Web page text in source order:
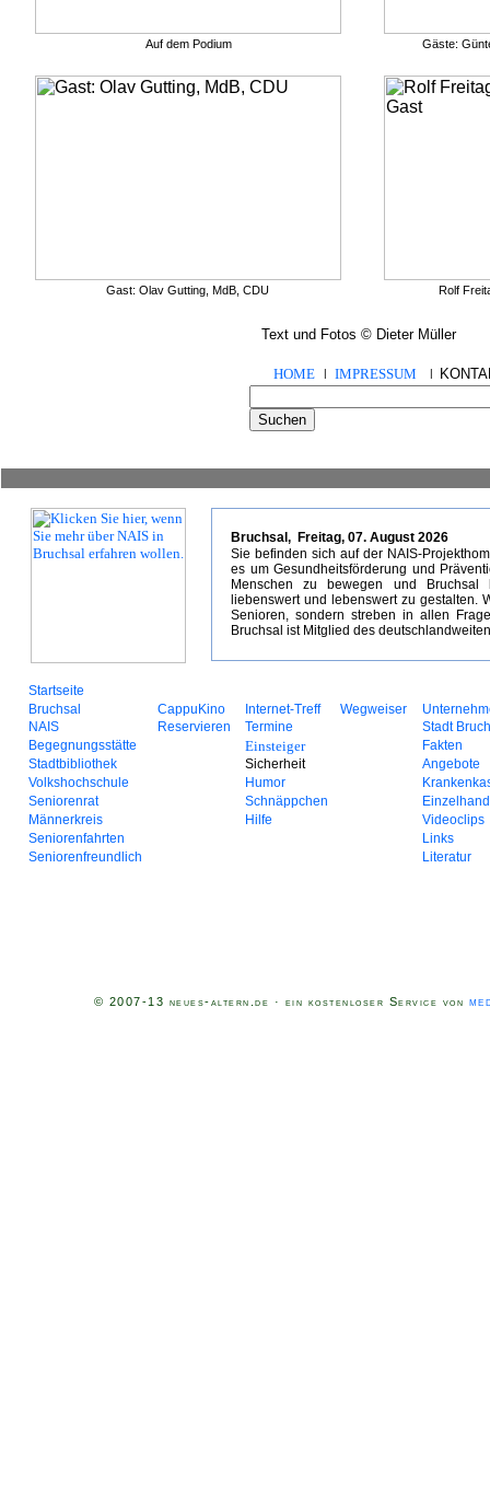
Auf dem Podium Gäste:
Gast: Olav Gutting, MdB, CDU Rolf
Text und Fotos © Dieter Müller
HOME | IMPRESSUM |
Bruchsal, Freitag, 07. August 2026
Sie befinden sich auf der NAIS-
es um Gesundheitsförderung und
Menschen zu bewegen und
liebenswert und lebenswert zu gestalten.
Senioren, sondern streben in allen
Bruchsal ist Mitglied des
Startseite
Bruchsal
CappuKino Internet-Treff Wegweiser
NAIS
Reservieren Termine
Stadt
Begegnungsstätte
Einsteiger
Fakten
Stadtbibliothek
Sicherheit
Angebote
Volkshochschule
Humor
Seniorenrat
Schnäppchen
Männerkreis
Hilfe
Videoclips
Seniorenfahrten
Links
Seniorenfreundlich
Literatur
© 2007-13 neues-altern.de · ein kostenloser Service von